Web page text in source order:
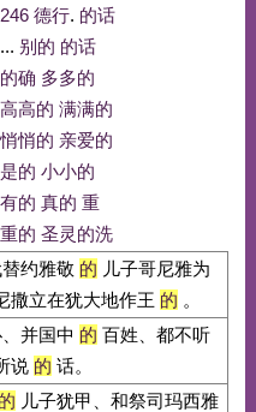
246 德行. 的话
... 别的 的话
的确 多多的
高高的 满满的
悄悄的 亲爱的
是的 小小的
有的 真的 重
重的 圣灵的洗
约雅敬 的 儿子哥尼雅为
撒立在犹大地作王 的 。
并国中 的 百姓、都不听
说 的 话。
的 儿子犹甲、和祭司玛西雅